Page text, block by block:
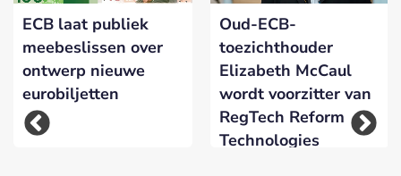
ECB laat publiek
meebeslissen over
ontwerp nieuwe
eurobiljetten
Oud-ECB-
toezichthouder
Elizabeth McCaul
wordt voorzitter van
RegTech Reform
Technologies